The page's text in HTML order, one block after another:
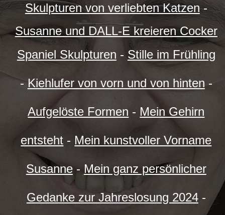
Skulpturen von verliebten Katzen-
Susanne und DALL-E kreieren Cocker
Spaniel Skulpturen - Stille im Frühling
- Kiehlufer von vorn und von hinten -
Aufgelöste Formen - Mein Gehirn
entsteht - Mein kunstvoller Vorname
Susanne- Mein ganz persönlicher
Gedanke zur Jahreslosung 2024-